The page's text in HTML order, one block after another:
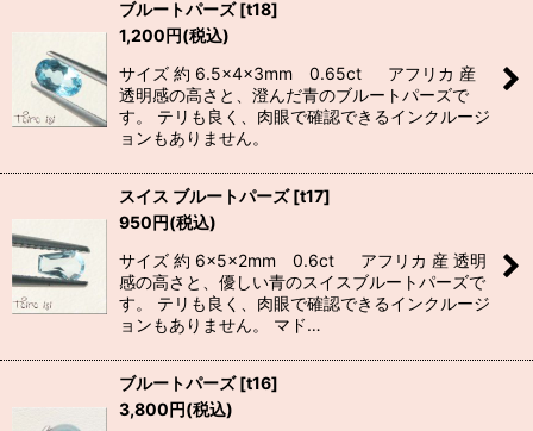
ブルートパーズ[t18]
1,200円(税込)
サイズ 約 6.5×4×3mm 0.65ct アフリカ 産
透明感の高さと、澄んだ青のブルートパーズで
す。 テリも良く、肉眼で確認できるインクルージ
ョンもありません。
スイス ブルートパーズ[t17]
950円(税込)
サイズ 約 6×5×2mm 0.6ct アフリカ 産 透明
感の高さと、優しい青のスイスブルートパーズで
す。 テリも良く、肉眼で確認できるインクルージ
ョンもありません。 マド…
ブルートパーズ[t16]
3,800円(税込)